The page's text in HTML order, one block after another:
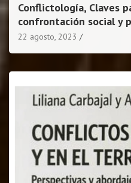
Conflictología, Claves
confrontación social y
22 agosto, 2023